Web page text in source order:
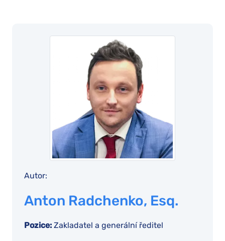
Autor:
Anton Radchenko, Esq.
Pozice: Zakladatel a generální ředitel